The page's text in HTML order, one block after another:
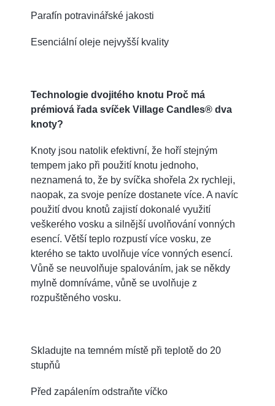
Parafín potravinářské jakosti
Esenciální oleje nejvyšší kvality
Technologie dvojitého knotu Proč má
prémiová řada svíček Village Candles® dva
knoty?
Knoty jsou natolik efektivní, že hoří stejným
tempem jako při použití knotu jednoho,
neznamená to, že by svíčka shořela 2x rychleji,
naopak, za svoje peníze dostanete více. A navíc
použití dvou knotů zajistí dokonalé využití
veškerého vosku a silnější uvolňování vonných
esencí. Větší teplo rozpustí více vosku, ze
kterého se takto uvolňuje více vonných esencí.
Vůně se neuvolňuje spalováním, jak se někdy
mylně domníváme, vůně se uvolňuje z
rozpuštěného vosku.
Skladujte na temném místě při teplotě do 20
stupňů
Před zapálením odstraňte víčko